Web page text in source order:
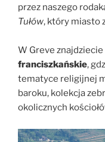
przez naszego
Tułów, który miasto
W Greve
franciszkańskie,
tematyce religijnej
baroku, kolekcja
okolicznych